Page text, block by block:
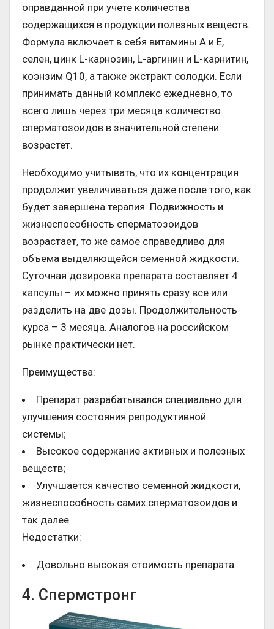
оправданной при учете количества
содержащихся в продукции полезных веществ.
Формула включает в себя витамины А и Е,
селен, цинк L-карнозин, L-аргинин и L-карнитин,
коэнзим Q10, а также экстракт солодки. Если
принимать данный комплекс ежедневно, то
всего лишь через три месяца количество
сперматозоидов в значительной степени
возрастет.
Необходимо учитывать, что их концентрация
продолжит увеличиваться даже после того, как
будет завершена терапия. Подвижность и
жизнеспособность сперматозоидов
возрастает, то же самое справедливо для
объема выделяющейся семенной жидкости.
Суточная дозировка препарата составляет 4
капсулы – их можно принять сразу все или
разделить на две дозы. Продолжительность
курса – 3 месяца. Аналогов на российском
рынке практически нет.
Преимущества:
Препарат разрабатывался специально для
улучшения состояния репродуктивной
системы;
Высокое содержание активных и полезных
веществ;
Улучшается качество семенной жидкости,
жизнеспособность самих сперматозоидов и
так далее.
Недостатки:
Довольно высокая стоимость препарата.
4. Спермстронг